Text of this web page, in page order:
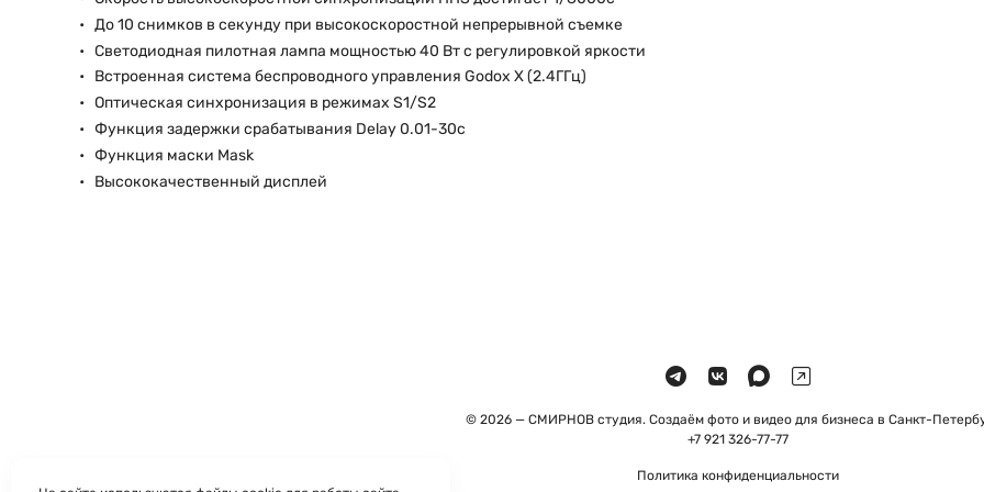
До 10 снимков в секунду при высокоскоростной непрерывной съемке
Светодиодная пилотная лампа мощностью 40 Вт с регулировкой яркости
Встроенная система беспроводного управления Godox X (2.4ГГц)
Оптическая синхронизация в режимах S1/S2
Функция задержки срабатывания Delay 0.01-30с
Функция маски Mask
Высококачественный дисплей
© 2026 — СМИРНОВ студия. Создаём фото и видео для бизнеса в Санкт-
+7 921 326-77-77
Политика конфиденциальности